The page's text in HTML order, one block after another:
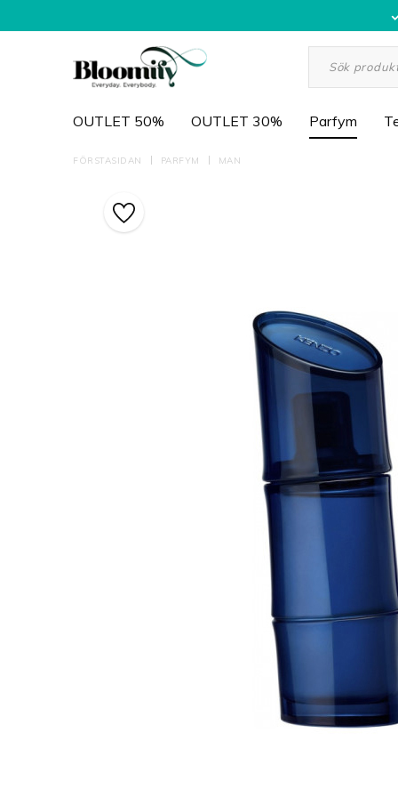
OUTLET 50% OUTLET 30% Parfym
FÖRSTASIDAN PARFYM MAN